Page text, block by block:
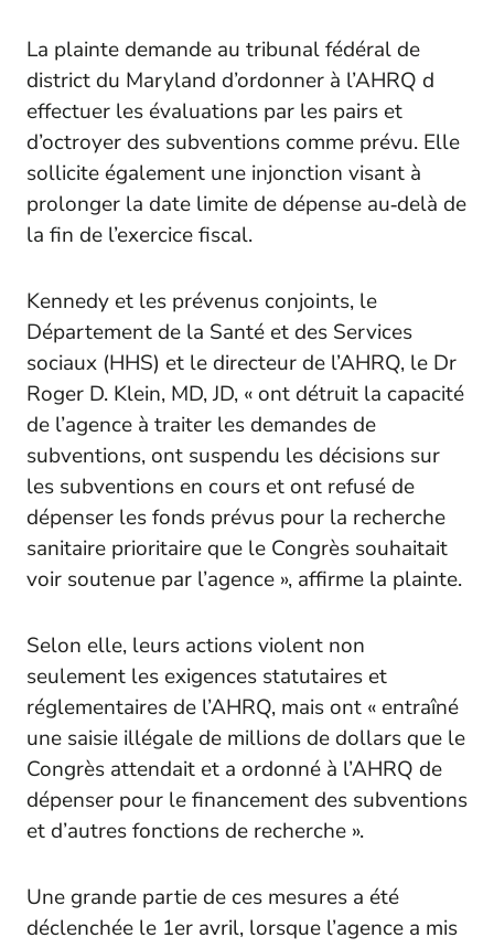
La plainte demande au tribunal fédéral de
district du Maryland d’ordonner à l’AHRQ d
effectuer les évaluations par les pairs et
d’octroyer des subventions comme prévu. Elle
sollicite également une injonction visant à
prolonger la date limite de dépense au‑delà de
la fin de l’exercice fiscal.
Kennedy et les prévenus conjoints, le
Département de la Santé et des Services
sociaux (HHS) et le directeur de l’AHRQ, le Dr
Roger D. Klein, MD, JD, « ont détruit la capacité
de l’agence à traiter les demandes de
subventions, ont suspendu les décisions sur
les subventions en cours et ont refusé de
dépenser les fonds prévus pour la recherche
sanitaire prioritaire que le Congrès souhaitait
voir soutenue par l’agence », affirme la plainte.
Selon elle, leurs actions violent non
seulement les exigences statutaires et
réglementaires de l’AHRQ, mais ont « entraîné
une saisie illégale de millions de dollars que le
Congrès attendait et a ordonné à l’AHRQ de
dépenser pour le financement des subventions
et d’autres fonctions de recherche ».
Une grande partie de ces mesures a été
déclenchée le 1er avril, lorsque l’agence a mis